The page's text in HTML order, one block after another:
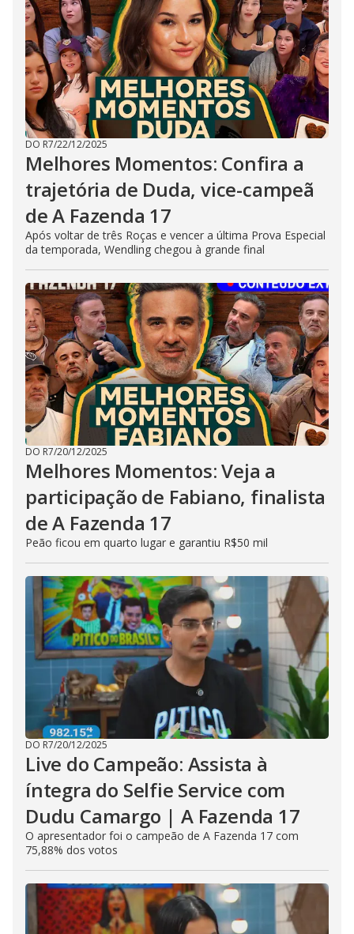
DO R7/22/12/2025
Melhores Momentos: Confira a
trajetória de Duda, vice-campeã
de A Fazenda 17
Após voltar de três Roças e vencer a última Prova Especial
da temporada, Wendling chegou à grande final
DO R7/20/12/2025
Melhores Momentos: Veja a
participação de Fabiano, finalista
de A Fazenda 17
Peão ficou em quarto lugar e garantiu R$50 mil
DO R7/20/12/2025
Live do Campeão: Assista à
íntegra do Selfie Service com
Dudu Camargo | A Fazenda 17
O apresentador foi o campeão de A Fazenda 17 com
75,88% dos votos